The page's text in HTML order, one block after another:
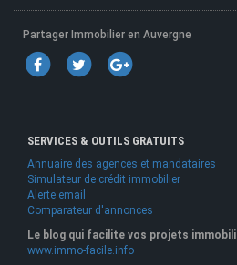
Partager Immobilier en Auvergne
SERVICES & OUTILS GRATUITS
Annuaire des agences et mandataires
Simulateur de crédit immobilier
Alerte email
Comparateur d'annonces
Le blog qui facilite vos projets
www.immo-facile.info